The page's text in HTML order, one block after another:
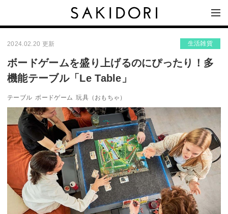
2024.02.20 更新 生活雑貨
ボードゲームを盛り上げるのにぴったり！多
機能テーブル「Le Table」
テーブル ボードゲーム 玩具（おもちゃ）